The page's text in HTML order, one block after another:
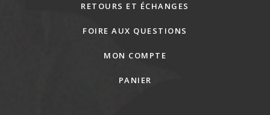
RETOURS ET ÉCHANGES
FOIRE AUX QUESTIONS
MON COMPTE
PANIER